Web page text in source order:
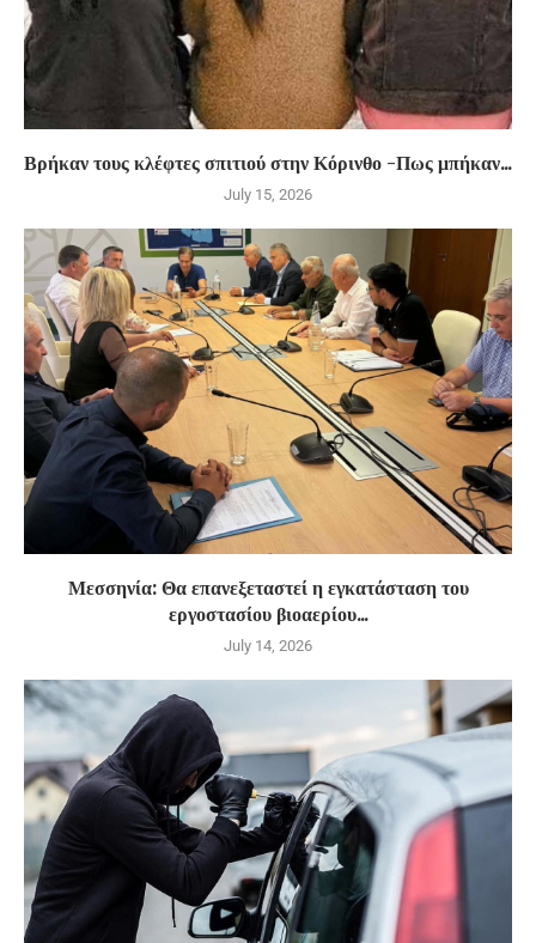
Βρήκαν τους κλέφτες σπιτιού στην Κόρινθο -Πως μπήκαν...
July 15, 2026
Μεσσηνία: Θα επανεξεταστεί η εγκατάσταση του
εργοστασίου βιοαερίου...
July 14, 2026